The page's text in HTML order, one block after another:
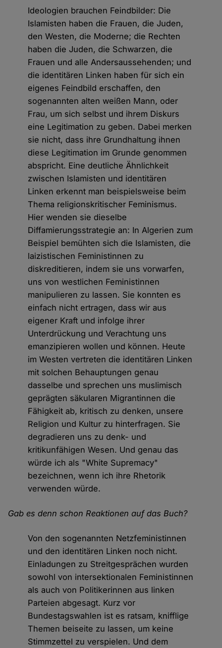
Ideologien brauchen Feindbilder: Die
Islamisten haben die Frauen, die Juden,
den Westen, die Moderne; die Rechten
haben die Juden, die Schwarzen, die
Frauen und alle Andersaussehenden; und
die identitären Linken haben für sich ein
eigenes Feindbild erschaffen, den
sogenannten alten weißen Mann, oder
Frau, um sich selbst und ihrem Diskurs
eine Legitimation zu geben. Dabei merken
sie nicht, dass ihre Grundhaltung ihnen
diese Legitimation im Grunde genommen
abspricht. Eine deutliche Ähnlichkeit
zwischen Islamisten und identitären
Linken erkennt man beispielsweise beim
Thema religionskritischer Feminismus.
Hier wenden sie dieselbe
Diffamierungsstrategie an: In Algerien zum
Beispiel bemühten sich die Islamisten, die
laizistischen Feministinnen zu
diskreditieren, indem sie uns vorwarfen,
uns von westlichen Feministinnen
manipulieren zu lassen. Sie konnten es
einfach nicht ertragen, dass wir aus
eigener Kraft und infolge ihrer
Unterdrückung und Verachtung uns
emanzipieren wollen und können. Heute
im Westen vertreten die identitären Linken
mit solchen Behauptungen genau
dasselbe und sprechen uns muslimisch
geprägten säkularen Migrantinnen die
Fähigkeit ab, kritisch zu denken, unsere
Religion und Kultur zu hinterfragen. Sie
degradieren uns zu denk- und
kritikunfähigen Wesen. Und genau das
würde ich als "White Supremacy"
bezeichnen, wenn ich ihre Rhetorik
verwenden würde.
Gab es denn schon Reaktionen auf das Buch?
Von den sogenannten Netzfeministinnen
und den identitären Linken noch nicht.
Einladungen zu Streitgesprächen wurden
sowohl von intersektionalen Feministinnen
als auch von Politikerinnen aus linken
Parteien abgesagt. Kurz vor
Bundestagswahlen ist es ratsam, knifflige
Themen beiseite zu lassen, um keine
Stimmzettel zu verspielen. Und dem